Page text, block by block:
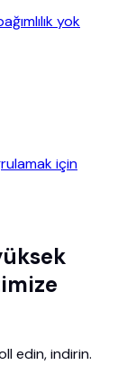
yok
için
edin, indirin.